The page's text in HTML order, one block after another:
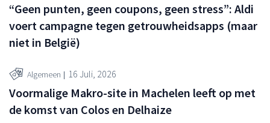
“Geen punten, geen coupons, geen stress”: Aldi
voert campagne tegen getrouwheidsapps (maar
niet in België)
Algemeen 16 Juli, 2026
Voormalige Makro-site in Machelen leeft op met
de komst van Colos en Delhaize